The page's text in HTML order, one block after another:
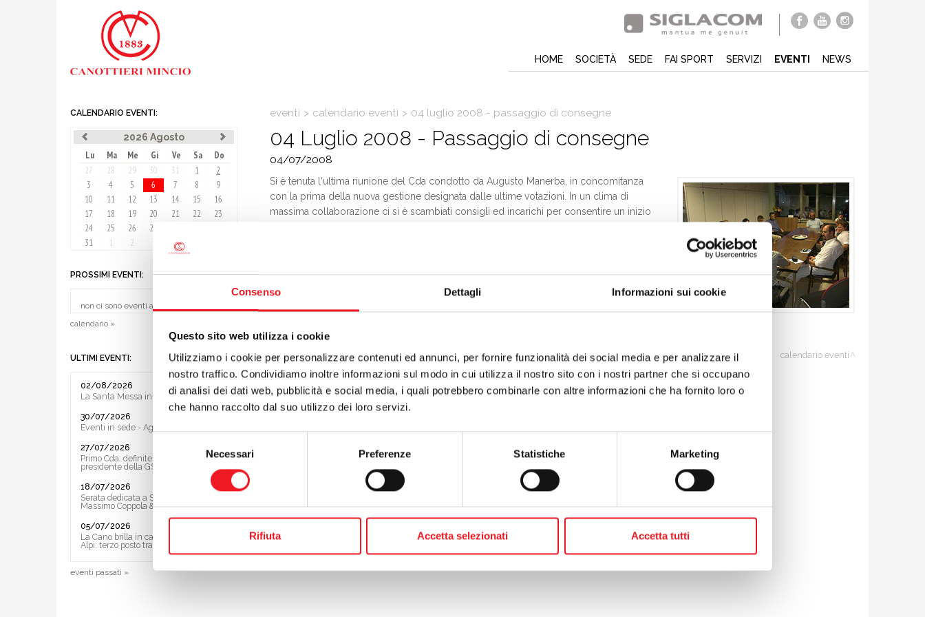
Consenso Dettagli Informazioni sui cookie
Questo sito web utilizza i cookie
Utilizziamo i cookie per personalizzare contenuti ed annunci, per fornire funzionalità dei social media e per analizzare il
nostro traffico. Condividiamo inoltre informazioni sul modo in cui utilizza il nostro sito con i nostri partner che si occupano
di analisi dei dati web, pubblicità e social media, i quali potrebbero combinarle con altre informazioni che ha fornito loro o
che hanno raccolto dal suo utilizzo dei loro servizi.
consenso
Necessari Preferenze Statistiche Marketing
Rifiuta Accetta selezionati Accetta tutti
HOME SOCIETÀ SEDE FAI SPORT SERVIZI EVENTI NEWS
CALENDARIO EVENTI:
2026 Agosto
Lu Ma Me Gi Ve Sa
Do
27
28 29 30 31 1
2
3
4 5 6 7 8
9
10
11 12 13 14 15
16
17
18 19 20 21 22
23
24
25 26 27
31
1 2 3 4
PROSSIMI EVENTI:
non ci sono eventi al momento
calendario »
ULTIMI EVENTI:
02/08/2026
La Santa Messa in riva al lago
30/07/2026
Eventi in sede - Agosto 2026
27/07/2026
Primo Cda: definite le Vice ed il
presidente della GS
18/07/2026
Serata dedicata a Sting e ai Police con
Massimo Coppola & Band
05/07/2026
La Cano brilla in casa al Trofeo delle
Alpi: terzo posto tra le società
eventi passati »
eventi > calendario eventi > 04 luglio 2008 - passaggio di consegne
04 Luglio 2008 - Passaggio di consegne
04/07/2008
Si è tenuta l'ultima riunione del Cda condotto da Augusto Manerba, in concomitanza
con la prima della nuova gestione designata dalle ultime votazioni. In un clima di
massima collaborazione ci si è scambiati consigli ed incarichi per consentire un inizio
precedente:06 agosto 2008 - ferragosto in sede: tutti gli eventi
successivo:
08 febbraio 2008 - ricominciano i lavori: piscina, nuova pavimentazione e pannelli solari
calendario eventi